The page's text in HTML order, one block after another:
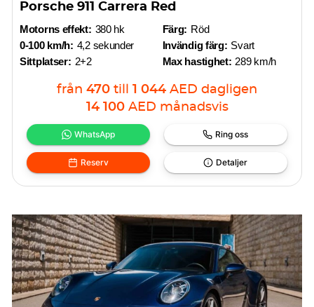
Porsche 911 Carrera Red
Motorns effekt: 380 hk
0-100 km/h: 4,2 sekunder
Sittplatser: 2+2
Färg: Röd
Invändig färg: Svart
Max hastighet: 289 km/h
från 470 till 1 044 AED dagligen
14 100 AED månadsvis
WhatsApp Ring oss
Reserv Detaljer